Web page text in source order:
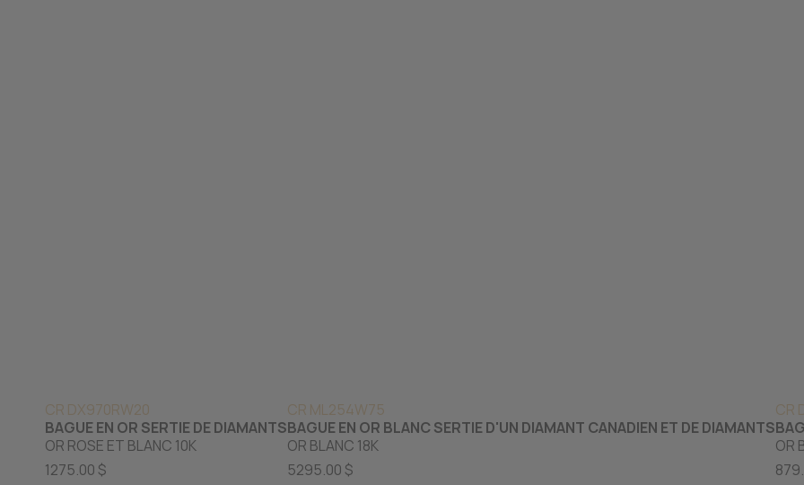
CR DX970RW20
BAGUE EN OR SERTIE DE DIAMANTS
OR ROSE ET BLANC 10K
1275.00 $
CR ML254W75
BAGUE EN OR BLANC SERTIE D'UN DIAMANT CANADIEN ET DE DIAMANTS
OR BLANC 18K
5295.00 $
CR
OR